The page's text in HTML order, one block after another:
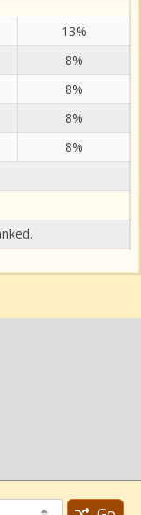
13%
8%
8%
8%
8%